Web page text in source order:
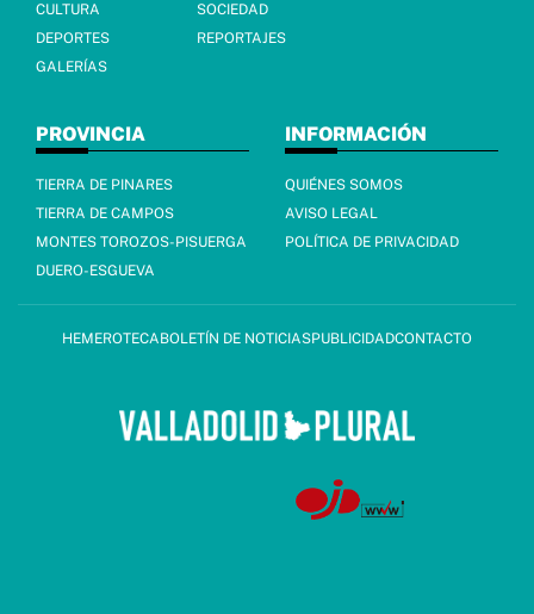
CULTURA
SOCIEDAD
DEPORTES
REPORTAJES
GALERÍAS
PROVINCIA
TIERRA DE PINARES
TIERRA DE CAMPOS
MONTES TOROZOS-PISUERGA
DUERO-ESGUEVA
INFORMACIÓN
QUIÉNES SOMOS
AVISO LEGAL
POLÍTICA DE PRIVACIDAD
HEMEROTECABOLETÍN DE NOTICIASPUBLICIDADCONTACTO